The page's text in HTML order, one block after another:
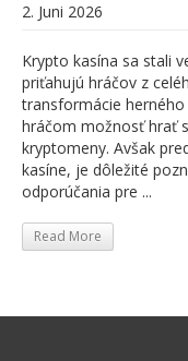
2. Juni 2026
Krypto kasína sa stali
priťahujú hráčov z
transformácie
hráčom možnosť hrať
kryptomeny. Avšak
kasíne, je dôležité
odporúčania pre ...
Read More